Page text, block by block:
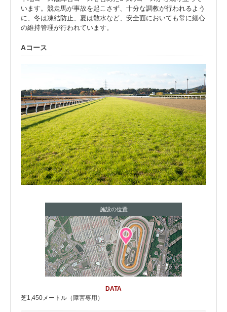
います。競走馬が事故を起こさず、十分な調教が行われるよう
に、冬は凍結防止、夏は散水など、安全面においても常に細心
の維持管理が行われています。
Aコース
施設の位置
DATA
芝1,450メートル（障害専用）